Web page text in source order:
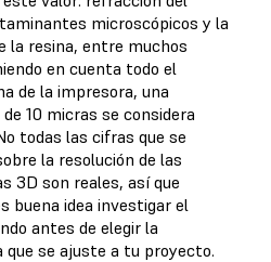
microscópicos y la
la resina, entre muchos
en cuenta todo el
de la impresora, una
10 micras se considera
todas las cifras que se
la resolución de las
3D son reales, así que
buena idea investigar el
antes de elegir la
que se ajuste a tu proyecto.